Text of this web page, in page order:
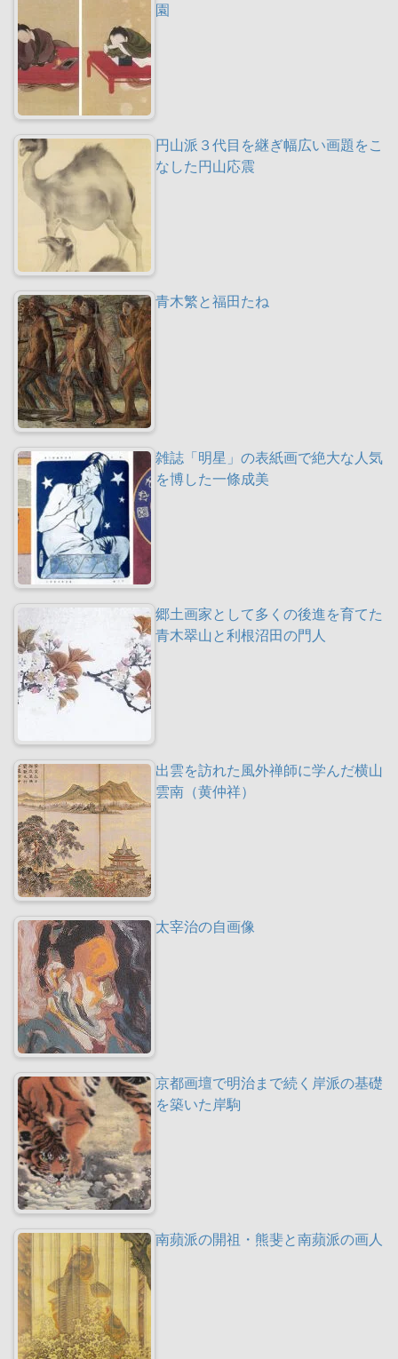
園
円山派３代目を継ぎ幅広い画題をこ
なした円山応震
青木繁と福田たね
雑誌「明星」の表紙画で絶大な人気
を博した一條成美
郷土画家として多くの後進を育てた
青木翠山と利根沼田の門人
出雲を訪れた風外禅師に学んだ横山
雲南（黄仲祥）
太宰治の自画像
京都画壇で明治まで続く岸派の基礎
を築いた岸駒
南蘋派の開祖・熊斐と南蘋派の画人